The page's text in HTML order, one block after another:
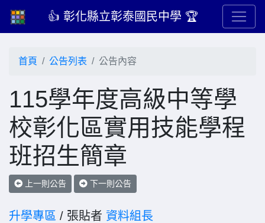
👍 彰化縣立彰泰國民中學 🏆
首頁 公告列表 公告內容
115學年度高級中等學
校彰化區實用技能學程
班招生簡章
上一則公告 下一則公告
升學專區 / 張貼者 資料組長